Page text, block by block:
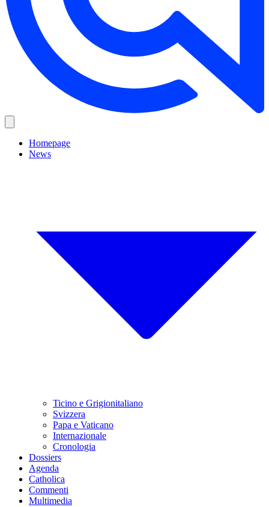
Homepage
News
Ticino e Grigionitaliano
Svizzera
Papa e Vaticano
Internazionale
Cronologia
Dossiers
Agenda
Catholica
Commenti
Multimedia